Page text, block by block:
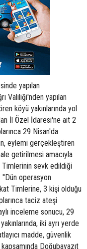
yapılan
Valiliği'nden yapılan
köyü yakınlarında yol
İl Özel İdaresi'ne ait 2
29 Nisan'da
eylemi gerçekleştiren
getirilmesi amacıyla
sevk edildiği
''Dün operasyon
Timlerine, 3 kişi olduğu
taciz ateşi
inceleme sonucu, 29
iki ayrı yerde
madde, güvenlik
Doğubayazıt